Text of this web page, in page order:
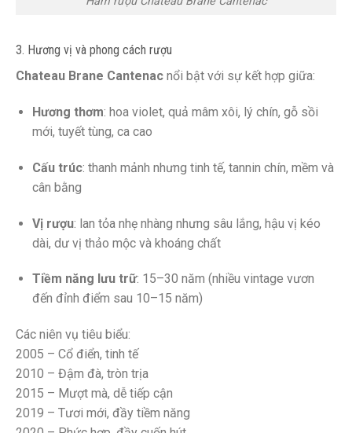
3. Hương vị và phong cách rượu
Chateau Brane Cantenac nổi bật với sự kết hợp giữa:
Hương thơm: hoa violet, quả mâm xôi, lý chín, gỗ sồi
mới, tuyết tùng, ca cao
Cấu trúc: thanh mảnh nhưng tinh tế, tannin chín, mềm và
cân bằng
Vị rượu: lan tỏa nhẹ nhàng nhưng sâu lắng, hậu vị kéo
dài, dư vị thảo mộc và khoáng chất
Tiềm năng lưu trữ: 15–30 năm (nhiều vintage vươn
đến đỉnh điểm sau 10–15 năm)
Các niên vụ tiêu biểu:
2005 – Cổ điển, tinh tế
2010 – Đậm đà, tròn trịa
2015 – Mượt mà, dễ tiếp cận
2019 – Tươi mới, đầy tiềm năng